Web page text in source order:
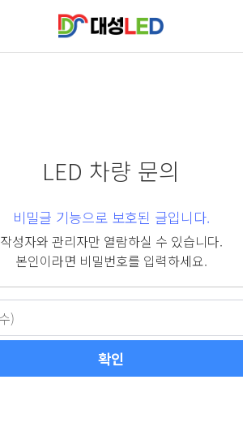
LED 차량 문의
비밀글 기능으로 보호된 글입니다.
작성자와 관리자만 열람하실 수 있습니다.
본인이라면 비밀번호를 입력하세요.